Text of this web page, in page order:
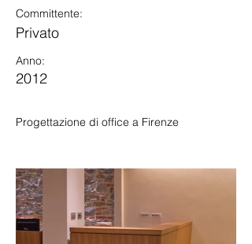
Committente:
Privato
Anno:
2012
Progettazione di office a Firenze